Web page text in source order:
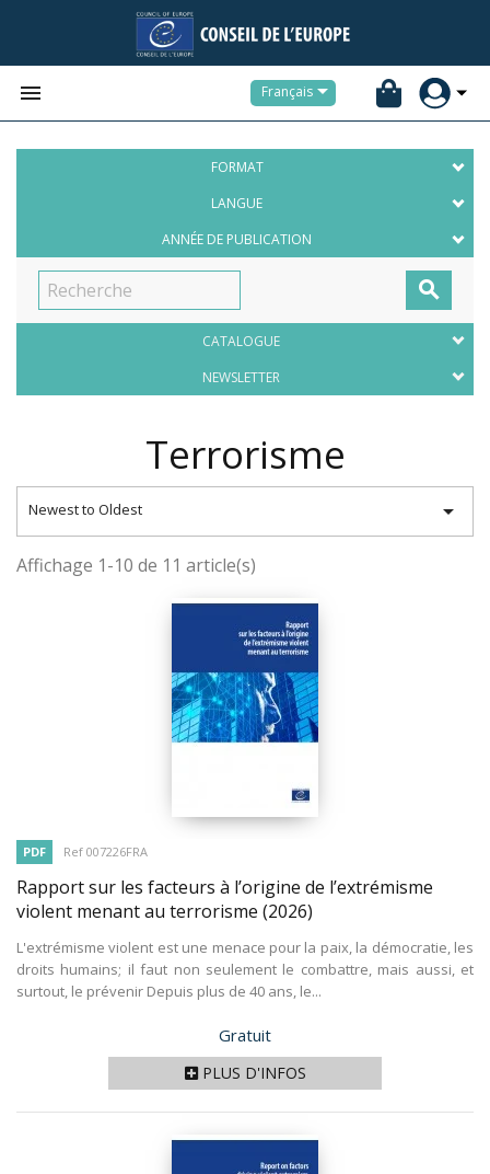
 Français
FORMAT
LANGUE
ANNÉE DE PUBLICATION

CATALOGUE
NEWSLETTER
Terrorisme
Newest to Oldest 
Affichage 1-10 de 11 article(s)
PDF Ref 007226FRA
Rapport sur les facteurs à l’origine de l’extrémisme
violent menant au terrorisme (2026)
L'extrémisme violent est une menace pour la paix, la démocratie, les
droits humains; il faut non seulement le combattre, mais aussi, et
surtout, le prévenir Depuis plus de 40 ans, le...
Prix
Gratuit
PLUS D'INFOS